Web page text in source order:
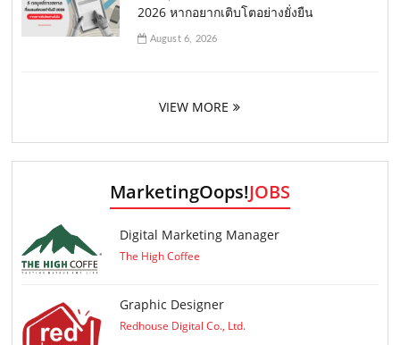
2026 หากอยากเติบโตอย่างยั่งยืน
August 6, 2026
VIEW MORE
MarketingOops!JOBS
Digital Marketing Manager
The High Coffee
Graphic Designer
Redhouse Digital Co., Ltd.